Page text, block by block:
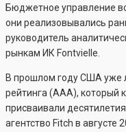
Бюджетное управление
они реализовывались
руководитель
рынкам ИК Fontvielle.
В прошлом году США уже
рейтинга (ААА), который
присваивали
агентство Fitch в августе